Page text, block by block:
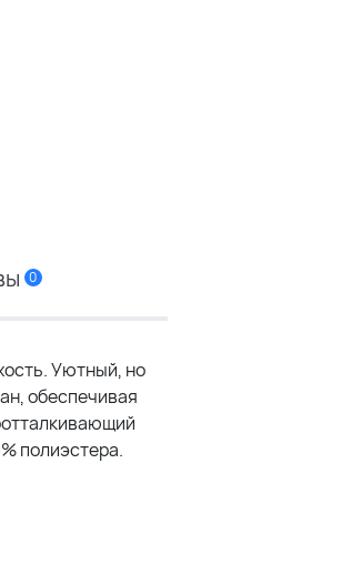
0
Уютный, но
обеспечивая
полиэстера.